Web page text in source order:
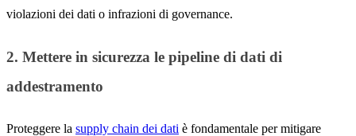
violazioni dei dati o infrazioni di governance.
2. Mettere in sicurezza le pipeline di dati di
addestramento
Proteggere la supply chain dei dati è fondamentale per mitigare